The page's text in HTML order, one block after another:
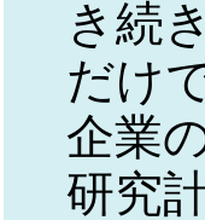
き続
だけ
企業
研究